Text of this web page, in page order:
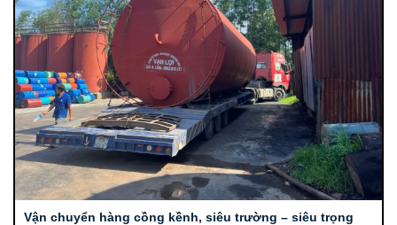
Vận chuyển hàng cồng kềnh, siêu trường – siêu trọng